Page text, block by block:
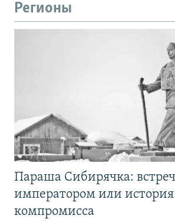
Регионы
Параша Сибирячка:
императором или история
компромисса